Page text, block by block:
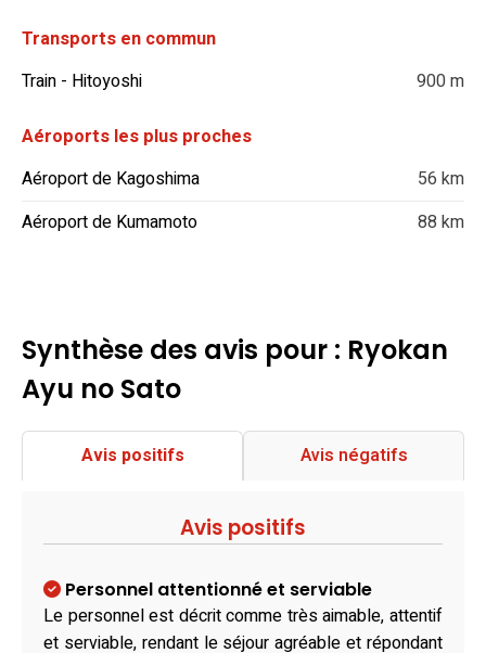
Transports en commun
Train - Hitoyoshi
900 m
Aéroports les plus proches
Aéroport de Kagoshima
56 km
Aéroport de Kumamoto
88 km
Synthèse des avis pour : Ryokan
Ayu no Sato
Avis positifs Avis négatifs
Avis positifs
Personnel attentionné et serviable
Le personnel est décrit comme très aimable, attentif
et serviable, rendant le séjour agréable et répondant